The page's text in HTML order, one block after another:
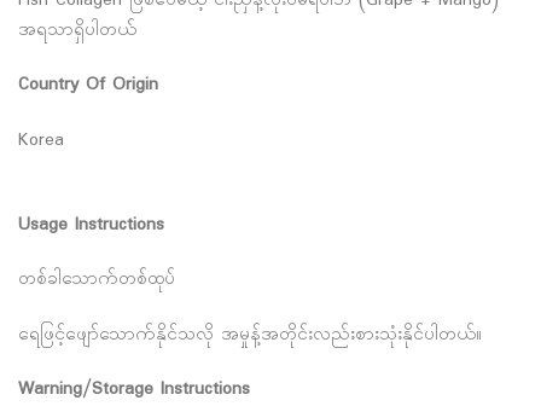
အရသာရှိပါတယ်
Country Of Origin
Korea
Usage Instructions
တစ်ခါသောက်တစ်ထုပ်
ရေဖြင့်ဖျော်သောက်နိုင်သလို အမှုန့်အတိုင်းလည်းစားသုံးနိုင်ပါတယ်။
Warning/Storage Instructions